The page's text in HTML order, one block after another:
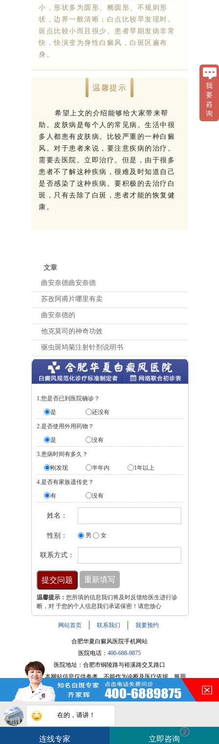
小，形状多为圆形、椭圆形、不规则形
状，边界一般清晰；白点比较早发现时。
斑点比较小而且很少。患者早期发病非常
快，快演变为身性白癜风，白斑区遍布
身。
温馨提示
希望上文的介绍能够给大家带来帮
助。皮肤病是每个人的常见病。生活中很
多人都患有皮肤病。比较严重的一种白癜
风。对于患者来说，要注意疾病的治疗。
需要去医院。立即治疗。但是，由于很多
患者不了解这种疾病，很难及时知道自己
是否感染了这种疾病。要积极的去治疗白
斑，只有去除了白斑，患者才能的恢复健
康。
文章
曲安奈德曲安奈德
苏孜阿甫片哪里有卖
曲安奈德的
他克莫司的神奇功效
驱虫斑鸠菊注射针剂说明书
1.您是否已到医院确诊？
是
还没有
2.是否使用外用药物？
是
没有
3.患病时间有多久？
刚发现
半年内 1年以上
4.是否有家族遗传史？
有
没有
姓名：
性别： 男 女
联系方式：
温馨提示： 您所填的信息我们将及时反馈给医生进行诊
断，对 于您的个人信息我们承诺保密！请您放心
网站首页 联系我们 我要预约
合肥华夏白癜风医院手机网站
医院电话： 400-688-9875
医院地址：合肥市铜陵路与裕溪路交叉路口
注：本网站信息仅供参考，不能作为诊断及医疗依据，服用
药物或进行治疗时请遵医嘱。如有转载或引用文章涉及版权
问题，请与我们联系。
皖ICP备16014022号-9
皖公网安备 34010202600947号
在的，请讲！
连线专家 立即咨询
2
白斑在线问医生
如何快速治好白癜风？
我
要
咨
询